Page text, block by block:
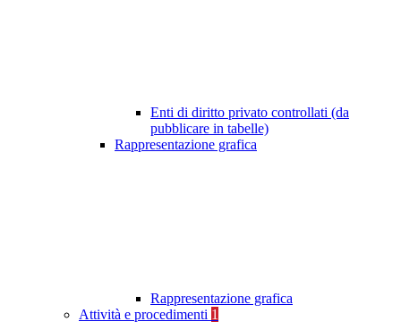
Enti di diritto privato controllati (da
pubblicare in tabelle)
Rappresentazione grafica
Rappresentazione grafica
Attività e procedimenti 1